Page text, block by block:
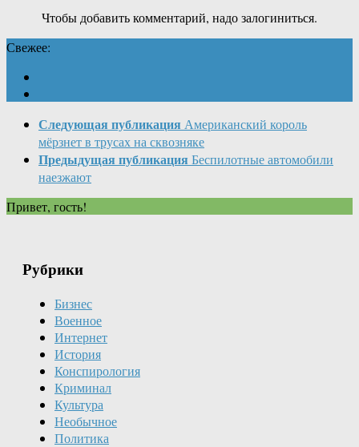
Чтобы добавить комментарий, надо залогиниться.
Свежее:
Следующая публикация Американский король
мёрзнет в трусах на сквозняке
Предыдущая публикация Беспилотные автомобили
наезжают
Привет, гость!
Рубрики
Бизнес
Военное
Интернет
История
Конспирология
Криминал
Культура
Необычное
Политика